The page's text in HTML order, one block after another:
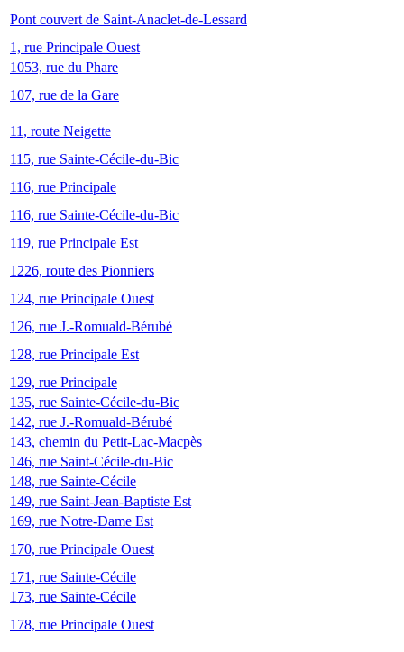
Pont couvert de Saint-Anaclet-de-Lessard
1, rue Principale Ouest
1053, rue du Phare
107, rue de la Gare
11, route Neigette
115, rue Sainte-Cécile-du-Bic
116, rue Principale
116, rue Sainte-Cécile-du-Bic
119, rue Principale Est
1226, route des Pionniers
124, rue Principale Ouest
126, rue J.-Romuald-Bérubé
128, rue Principale Est
129, rue Principale
135, rue Sainte-Cécile-du-Bic
142, rue J.-Romuald-Bérubé
143, chemin du Petit-Lac-Macpès
146, rue Saint-Cécile-du-Bic
148, rue Sainte-Cécile
149, rue Saint-Jean-Baptiste Est
169, rue Notre-Dame Est
170, rue Principale Ouest
171, rue Sainte-Cécile
173, rue Sainte-Cécile
178, rue Principale Ouest